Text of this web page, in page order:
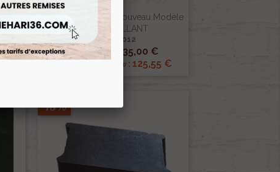
Face Avant Méhari Nouveau Modèle
BLANC BRILLANT
Ref :004012
Prix public : 135,00 €
Renov 2cv :125,55 €
Aperçu rapide
-15%